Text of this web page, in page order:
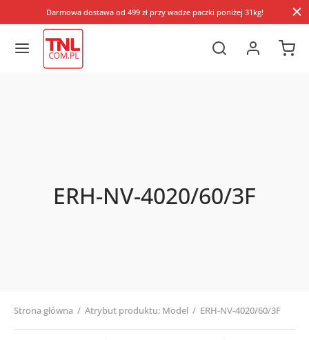
Darmowa dostawa od 499 zł przy wadze paczki poniżej 31kg!
ERH-NV-4020/60/3F
Strona główna / Atrybut produktu: Model / ERH-NV-4020/60/3F